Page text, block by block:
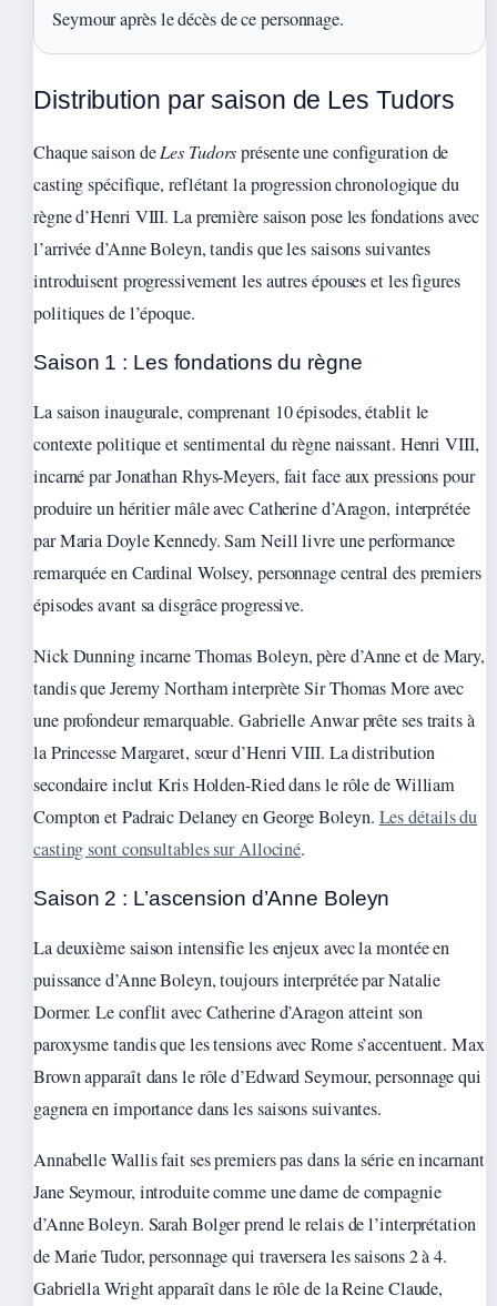
Seymour après le décès de ce personnage.
Distribution par saison de Les Tudors
Chaque saison deLes Tudorsprésente une configuration de
casting spécifique, reflétant la progression chronologique du
règne d’Henri VIII. La première saison pose les fondations avec
l’arrivée d’Anne Boleyn, tandis que les saisons suivantes
introduisent progressivement les autres épouses et les figures
politiques de l’époque.
Saison 1 : Les fondations du règne
La saison inaugurale, comprenant 10 épisodes, établit le
contexte politique et sentimental du règne naissant. Henri VIII,
incarné par Jonathan Rhys-Meyers, fait face aux pressions pour
produire un héritier mâle avec Catherine d’Aragon, interprétée
par Maria Doyle Kennedy. Sam Neill livre une performance
remarquée en Cardinal Wolsey, personnage central des premiers
épisodes avant sa disgrâce progressive.
Nick Dunning incarne Thomas Boleyn, père d’Anne et de Mary,
tandis que Jeremy Northam interprète Sir Thomas More avec
une profondeur remarquable. Gabrielle Anwar prête ses traits à
la Princesse Margaret, sœur d’Henri VIII. La distribution
secondaire inclut Kris Holden-Ried dans le rôle de William
Compton et Padraic Delaney en George Boleyn. Les détails du
casting sont consultables sur Allociné.
Saison 2 : L’ascension d’Anne Boleyn
La deuxième saison intensifie les enjeux avec la montée en
puissance d’Anne Boleyn, toujours interprétée par Natalie
Dormer. Le conflit avec Catherine d’Aragon atteint son
paroxysme tandis que les tensions avec Rome s’accentuent. Max
Brown apparaît dans le rôle d’Edward Seymour, personnage qui
gagnera en importance dans les saisons suivantes.
Annabelle Wallis fait ses premiers pas dans la série en incarnant
Jane Seymour, introduite comme une dame de compagnie
d’Anne Boleyn. Sarah Bolger prend le relais de l’interprétation
de Marie Tudor, personnage qui traversera les saisons 2 à 4.
Gabriella Wright apparaît dans le rôle de la Reine Claude,